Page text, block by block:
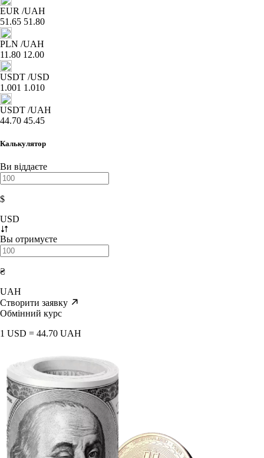
EUR /UAH
51.65 51.80
PLN /UAH
11.80 12.00
USDT /USD
1.001 1.010
USDT /UAH
44.70 45.45
Калькулятор
Ви віддаєте
$
USD
Вы отримуєте
₴
UAH
Створити заявку
Обмінний курс
1 USD = 44.70 UAH